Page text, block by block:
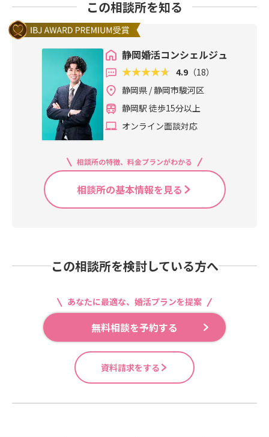
この相談所を知る
静岡婚活コンシェルジュ
4.9 （18）
静岡県 / 静岡市駿河区
静岡駅 徒歩15分以上
オンライン面談対応
相談所の特徴、料金プランがわかる
相談所の基本情報を見る
この相談所を検討している方へ
あなたに最適な、婚活プランを提案
無料相談を予約する
資料請求をする